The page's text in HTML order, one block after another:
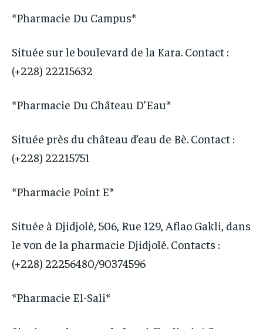
*Pharmacie Du Campus*
Située sur le boulevard de la Kara. Contact :
(+228) 22215632
*Pharmacie Du Château D’Eau*
Située près du château d’eau de Bè. Contact :
(+228) 22215751
*Pharmacie Point E*
Située à Djidjolé, 506, Rue 129, Aflao Gakli, dans
le von de la pharmacie Djidjolé. Contacts :
(+228) 22256480/90374596
*Pharmacie El-Sali*